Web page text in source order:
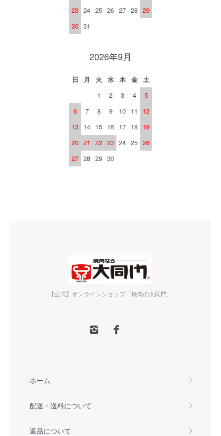
23 24 25 26 27 28 29
30 31
2026年9月
日 月 火 水 木 金
土
1
2 3 4
5
6
7 8 9 10 11
12
13 14 15 16 17 18 19
20 21 22 23 24 25 26
27 28 29 30
【公式】オンラインショップ「焼肉の大同門」
ホーム
配送・送料について
返品について